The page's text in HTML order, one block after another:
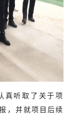
真听取了关于项
，并就项目后续